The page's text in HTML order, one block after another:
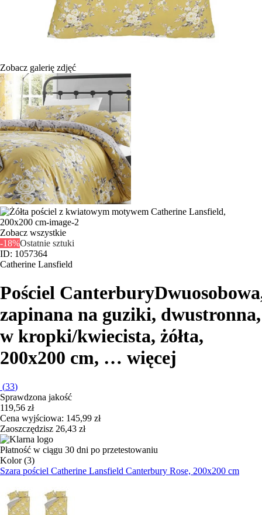
Zobacz galerię zdjęć
Zobacz wszystkie
-18%Ostatnie sztuki
ID: 1057364
Catherine Lansfield
Pościel Canterbury
zapinana na guziki, dwustronna,
w kropki/kwiecista, żółta,
200x200 cm, … więcej
(33)
Sprawdzona jakość
119,56 zł
Cena wyjściowa: 145,99 zł
Zaoszczędzisz 26,43 zł
Płatność w ciągu 30 dni po przetestowaniu
Kolor (3)
Szara pościel Catherine Lansfield Canterbury Rose, 200x200 cm